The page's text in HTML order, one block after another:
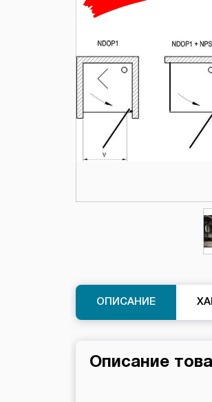
ОПИСАНИЕ
Описание